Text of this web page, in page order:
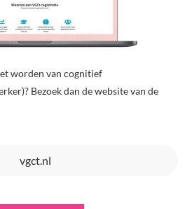
worden van cognitief
Bezoek dan de website van de
vgct.nl